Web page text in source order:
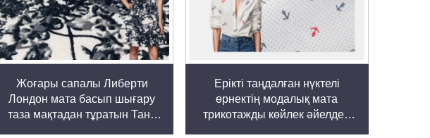
Жоғары сапалы Либерти
Лондон мата басып шығару
таза мақтадан тұратын Тана
Ерікті таңдалған нүктелі
өрнектің модалық мата
трикотажды көйлек әйелдер